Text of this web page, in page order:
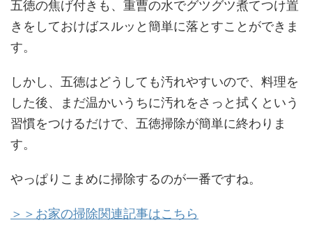
五徳の焦げ付きも、重曹の水でグツグツ煮てつけ置
きをしておけばスルッと簡単に落とすことができま
す。
しかし、五徳はどうしても汚れやすいので、料理を
した後、まだ温かいうちに汚れをさっと拭くという
習慣をつけるだけで、五徳掃除が簡単に終わりま
す。
やっぱりこまめに掃除するのが一番ですね。
＞＞お家の掃除関連記事はこちら